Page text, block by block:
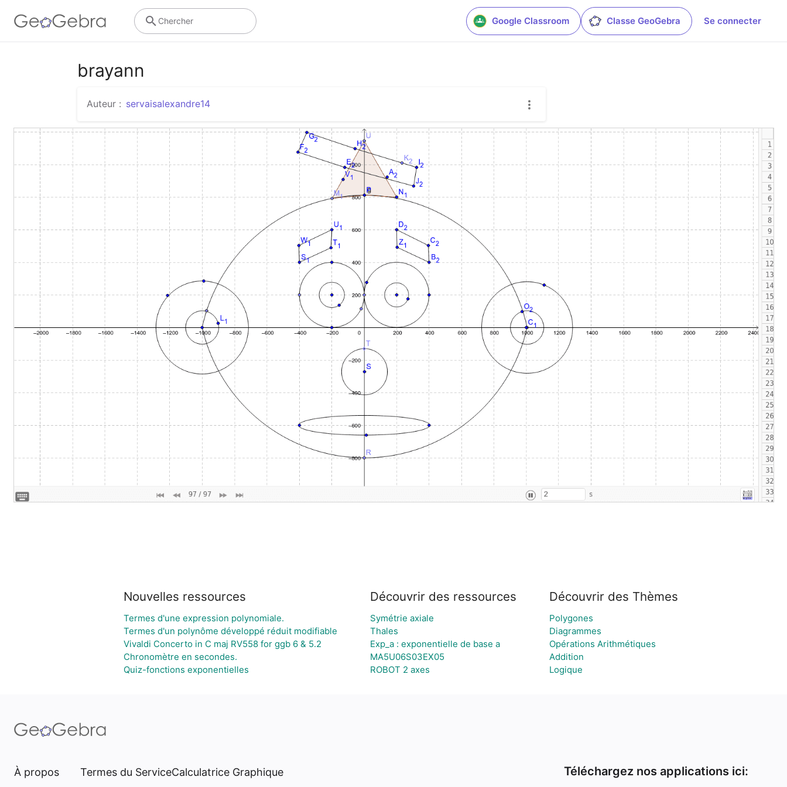
Google Classroom Classe GeoGebra Se connecter
Chercher
brayann
Auteur : servaisalexandre14
Nouvelles ressources
Termes d'une expression polynomiale.
Termes d'un polynôme développé réduit modifiable
Vivaldi Concerto in C maj RV558 for ggb 6 & 5.2
Chronomètre en secondes.
Quiz-fonctions exponentielles
Découvrir des ressources
Symétrie axiale
Thales
Exp_a : exponentielle de base a
MA5U06S03EX05
ROBOT 2 axes
Découvrir des Thèmes
Polygones
Diagrammes
Opérations Arithmétiques
Addition
Logique
À propos Termes du ServiceCalculatrice Graphique Téléchargez nos applications ici: